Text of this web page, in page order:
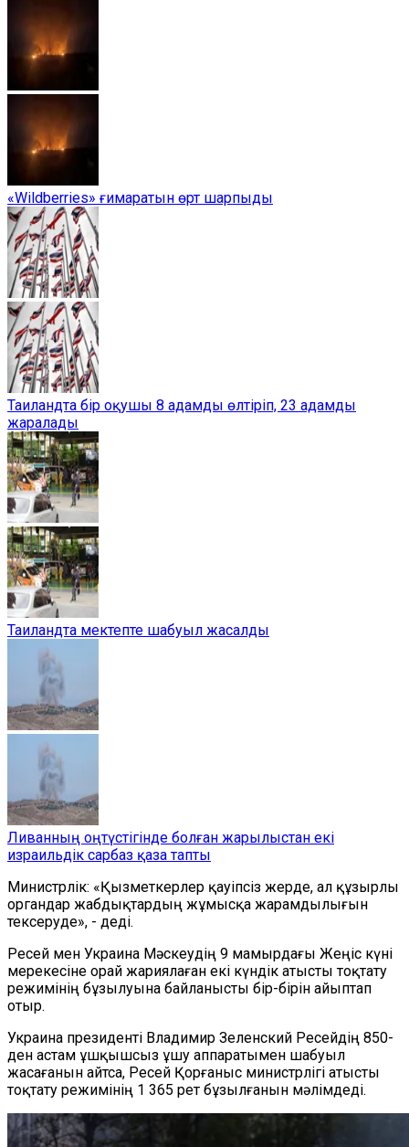
«Wildberries» ғимаратын өрт шарпыды
Таиландта бір оқушы 8 адамды өлтіріп, 23 адамды
жаралады
Таиландта мектепте шабуыл жасалды
Ливанның оңтүстігінде болған жарылыстан екі
израильдік сарбаз қаза тапты
Министрлік: «Қызметкерлер қауіпсіз жерде, ал құзырлы
органдар жабдықтардың жұмысқа жарамдылығын
тексеруде», - деді.
Ресей мен Украина Мәскеудің 9 мамырдағы Жеңіс күні
мерекесіне орай жариялаған екі күндік атысты тоқтату
режимінің бұзылуына байланысты бір-бірін айыптап
отыр.
Украина президенті Владимир Зеленский Ресейдің 850-
ден астам ұшқышсыз ұшу аппаратымен шабуыл
жасағанын айтса, Ресей Қорғаныс министрлігі атысты
тоқтату режимінің 1 365 рет бұзылғанын мәлімдеді.